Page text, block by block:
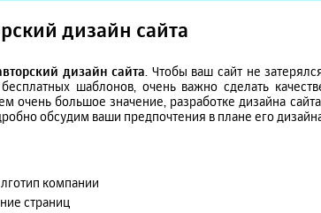
дизайн сайта
дизайн сайта . Чтобы ваш сайт не
шаблонов, очень важно сделать
большое значение, разработке дизайна
обсудим ваши предпочтения в плане его
компании
страниц